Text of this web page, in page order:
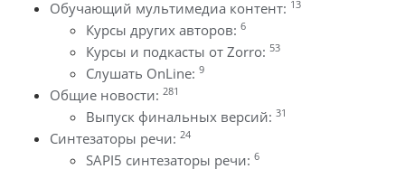
Обучающий мультимедиа контент: 13
Курсы других авторов: 6
Курсы и подкасты от Zorro: 53
Слушать OnLine: 9
Общие новости: 281
Выпуск финальных версий: 31
Синтезаторы речи: 24
SAPI5 синтезаторы речи: 6